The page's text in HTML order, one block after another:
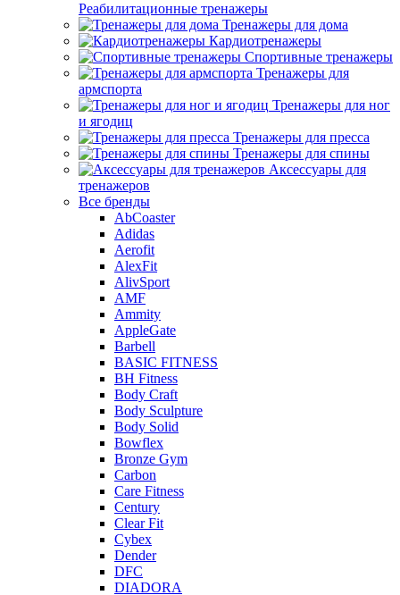
Реабилитационные тренажеры
Тренажеры для дома
Кардиотренажеры
Спортивные тренажеры
Тренажеры для
армспорта
Тренажеры для ног
и ягодиц
Тренажеры для пресса
Тренажеры для спины
Аксессуары для
тренажеров
Все бренды
AbCoaster
Adidas
Aerofit
AlexFit
AlivSport
AMF
Ammity
AppleGate
Barbell
BASIC FITNESS
BH Fitness
Body Craft
Body Sculpture
Body Solid
Bowflex
Bronze Gym
Carbon
Care Fitness
Century
Clear Fit
Cybex
Dender
DFC
DIADORA